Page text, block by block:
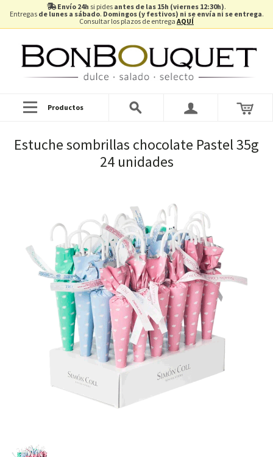
Envío 24h si pides antes de las 15h (viernes 12:30h).
Entregas de lunes a sábado. Domingos (y festivos) ni se envía ni se entrega.
Consultar los plazos de entrega AQUÍ
Productos
Estuche sombrillas chocolate Pastel 35g
24 unidades